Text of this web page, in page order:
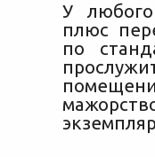
У
плюс
по